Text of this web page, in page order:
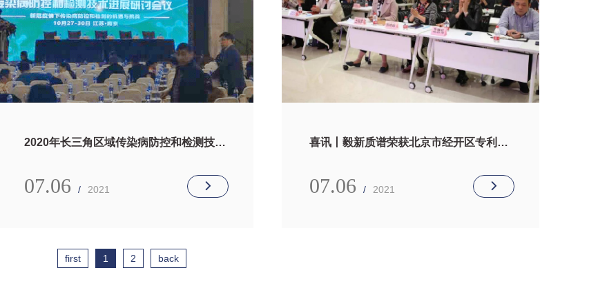
2020年长三角区域传染病防控和检测技术
07.06 / 2021
喜讯丨毅新质谱荣获北京市经开区专利特
07.06 / 2021
first 1 2 back